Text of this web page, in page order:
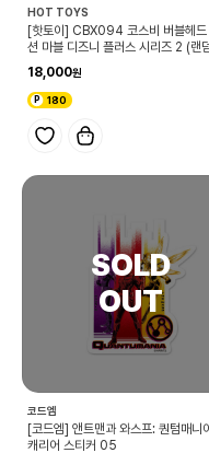
HOT TOYS
[핫토이] CBX094 코스비 버블헤드
션 마블 디즈니 플러스 시리즈 2 (랜
18,000
180
코드엠
[코드엠] 앤트맨과 와스프: 퀀텀매니
캐리어 스티커 05